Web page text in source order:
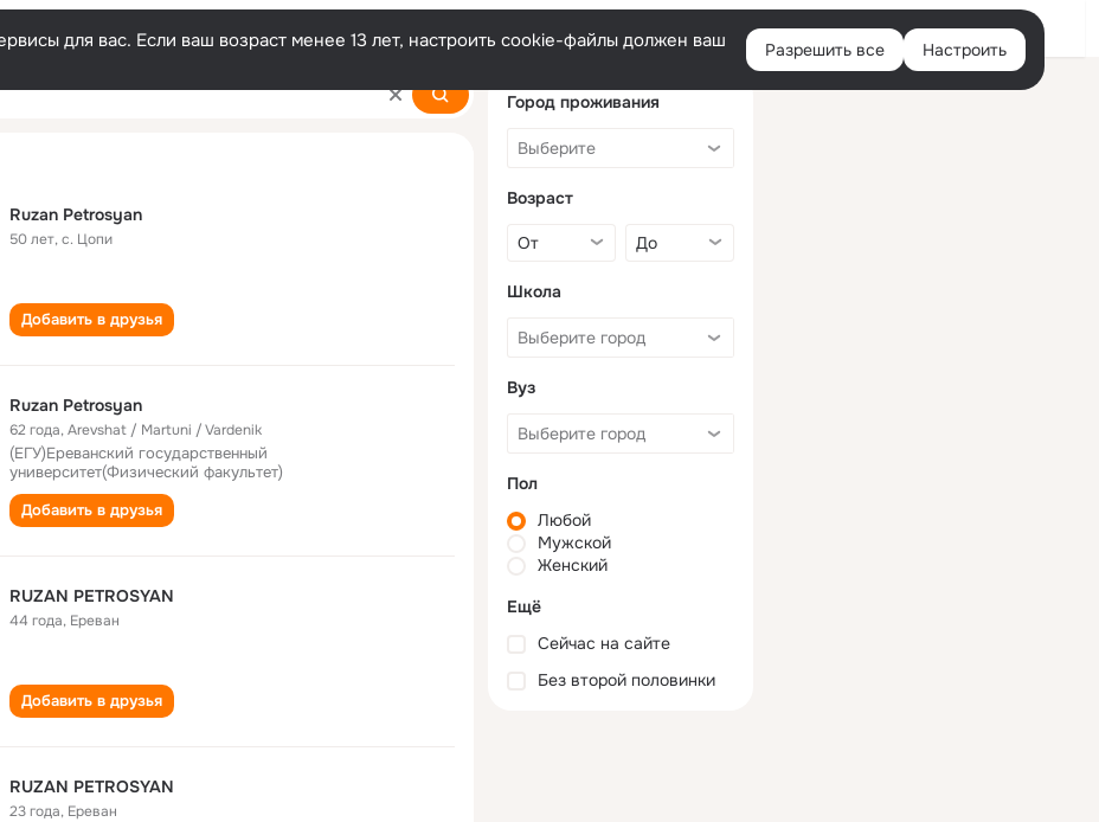
Войти
для вас. Если ваш возраст менее 13 лет, настроить cookie-файлы должен ваш
Разрешить все Настроить
Ruzan Petrosyan
50 лет,с. Цопи
Добавить в друзья
Ruzan Petrosyan
62 года,Arevshat / Martuni / Vardenik
(ЕГУ)Ереванский государственный
университет(Физический факультет)
Добавить в друзья
RUZAN PETROSYAN
44 года, Ереван
Добавить в друзья
RUZAN PETROSYAN
23 года, Ереван
Город проживания
Возраст
Школа
Вуз
Пол
Любой
Мужской
Женский
Ещё
Сейчас на сайте
Без второй половинки